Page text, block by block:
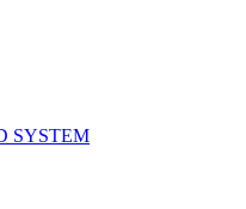
SYSTEM